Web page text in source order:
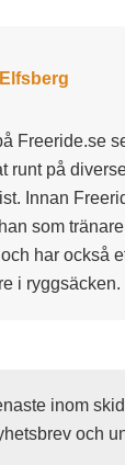
Freeride.se
runt på
Innan
som
har också
i ryggsäcken.
inom
och